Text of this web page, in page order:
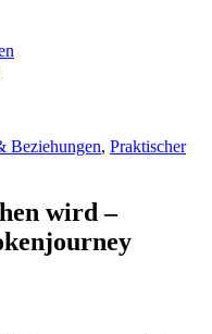
Beziehungen, Praktischer
wird –